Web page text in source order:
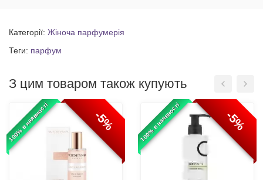
Категорії: Жіноча парфумерія
Теги: парфум
З цим товаром також купують
100% в наявності -5% 100% в наявності -5%